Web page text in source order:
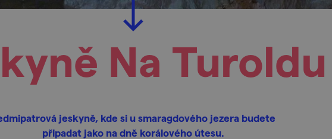
Na Turoldu
jeskyně, kde si u smaragdového jezera budete
připadat jako na dně korálového útesu.